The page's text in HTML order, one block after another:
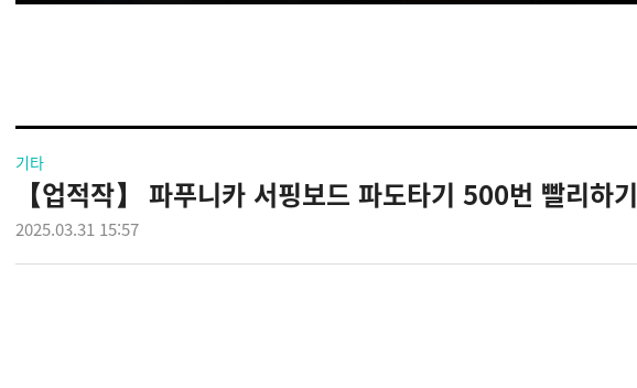
기타
【업적작】 파푸니카 서핑보드 파도타기 500번 빨리하기
2025.03.31 15:57